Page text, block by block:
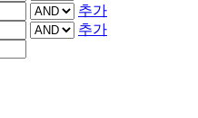
추가
추가